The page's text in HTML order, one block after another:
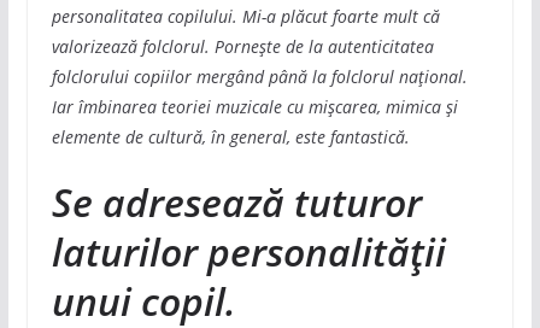
personalitatea copilului. Mi-a plăcut foarte mult că
valorizează folclorul. Pornește de la autenticitatea
folclorului copiilor mergând până la folclorul național.
Iar îmbinarea teoriei muzicale cu mișcarea, mimica și
elemente de cultură, în general, este fantastică.
Se adresează tuturor
laturilor personalității
unui copil.